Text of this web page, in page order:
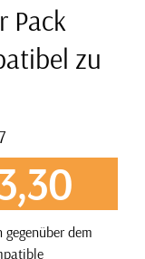
Pack
zu
dem